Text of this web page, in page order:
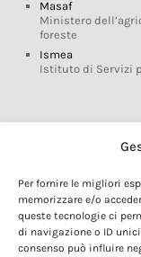
Per fornire le migliori
memorizzare e/o
queste tecnologie ci
di navigazione o ID
consenso può influire
Masaf
Ministero
foreste
Ismea
Istituto di Servizi
Glossario DOP
Marchi DOP IGP
Normativa prodotti
Consorzi di Tutela
Farm To Fork e